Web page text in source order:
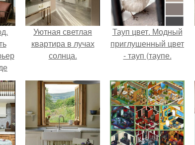
Уютная светлая
квартира в лучах
солнца.
Тауп цвет. Модный
приглушенный цвет
- тауп (таупе.